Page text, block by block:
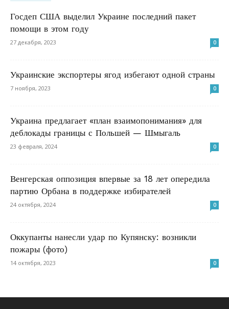
Госдеп США выделил Украине последний пакет
помощи в этом году
27 декабря, 2023 0
Украинские экспортеры ягод избегают одной страны
7 ноября, 2023 0
Украина предлагает «план взаимопонимания» для
деблокады границы с Польшей — Шмыгаль
23 февраля, 2024 0
Венгерская оппозиция впервые за 18 лет опередила
партию Орбана в поддержке избирателей
24 октября, 2024 0
Оккупанты нанесли удар по Купянску: возникли
пожары (фото)
14 октября, 2023 0